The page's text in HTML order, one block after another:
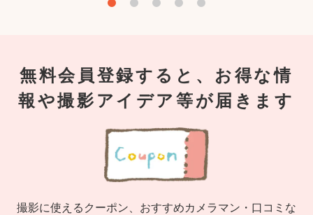
無料会員登録すると、お得な情
報や撮影アイデア等が届きます
撮影に使えるクーポン、おすすめカメラマン・口コミな